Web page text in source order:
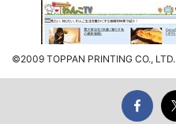
©2009 TOPPAN PRINTING CO., LTD.